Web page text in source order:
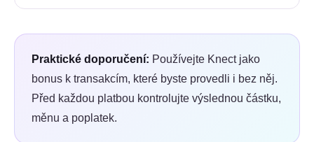
Praktické doporučení: Používejte Knect jako
bonus k transakcím, které byste provedli i bez něj.
Před každou platbou kontrolujte výslednou částku,
měnu a poplatek.